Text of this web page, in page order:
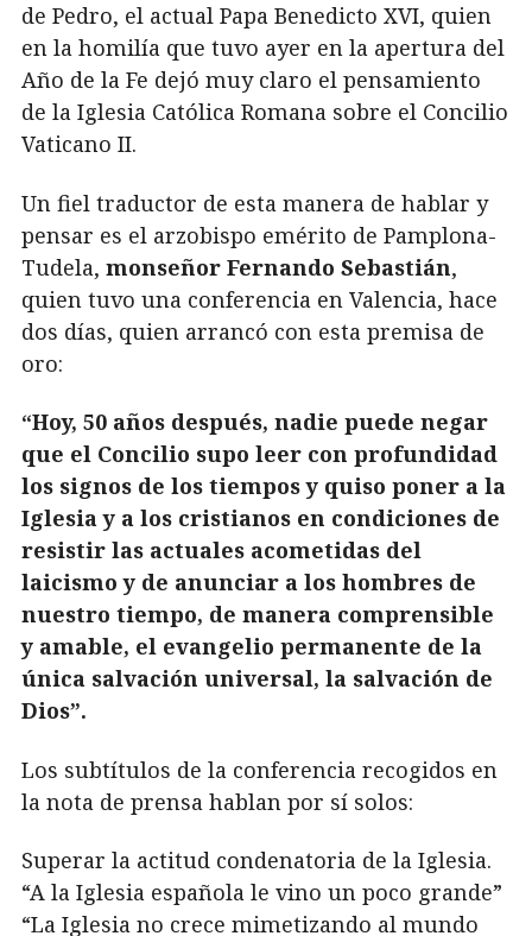
de Pedro, el actual Papa Benedicto XVI, quien
en la homilía que tuvo ayer en la apertura del
Año de la Fe dejó muy claro el pensamiento
de la Iglesia Católica Romana sobre el Concilio
Vaticano II.
Un fiel traductor de esta manera de hablar y
pensar es el arzobispo emérito de Pamplona-
Tudela, monseñor Fernando Sebastián,
quien tuvo una conferencia en Valencia, hace
dos días, quien arrancó con esta premisa de
oro:
“Hoy, 50 años después, nadie puede negar
que el Concilio supo leer con profundidad
los signos de los tiempos y quiso poner a la
Iglesia y a los cristianos en condiciones de
resistir las actuales acometidas del
laicismo y de anunciar a los hombres de
nuestro tiempo, de manera comprensible
y amable, el evangelio permanente de la
única salvación universal, la salvación de
Dios”.
Los subtítulos de la conferencia recogidos en
la nota de prensa hablan por sí solos:
Superar la actitud condenatoria de la Iglesia.
“A la Iglesia española le vino un poco grande”
“La Iglesia no crece mimetizando al mundo